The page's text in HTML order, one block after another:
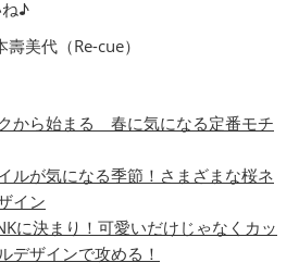
ね♪
美代（Re-cue）
から始まる 春に気になる定番モチ
ルが気になる季節！さまざまな桜ネ
イン
に決まり！可愛いだけじゃなくカッ
デザインで攻める！